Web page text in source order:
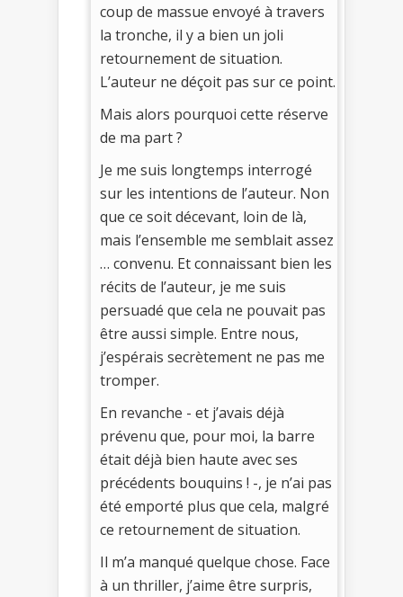
coup de massue envoyé à travers
la tronche, il y a bien un joli
retournement de situation.
L’auteur ne déçoit pas sur ce point.
Mais alors pourquoi cette réserve
de ma part ?
Je me suis longtemps interrogé
sur les intentions de l’auteur. Non
que ce soit décevant, loin de là,
mais l’ensemble me semblait assez
… convenu. Et connaissant bien les
récits de l’auteur, je me suis
persuadé que cela ne pouvait pas
être aussi simple. Entre nous,
j’espérais secrètement ne pas me
tromper.
En revanche - et j’avais déjà
prévenu que, pour moi, la barre
était déjà bien haute avec ses
précédents bouquins ! -, je n’ai pas
été emporté plus que cela, malgré
ce retournement de situation.
Il m’a manqué quelque chose. Face
à un thriller, j’aime être surpris,